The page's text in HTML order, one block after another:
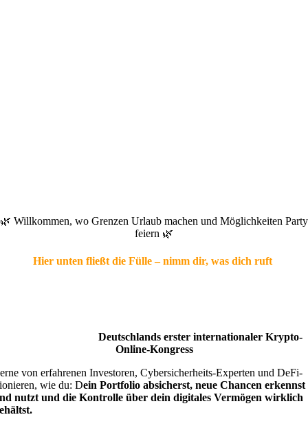
🌿 Willkommen, wo Grenzen Urlaub machen und Möglichkeiten Party
feiern 🌿
Hier unten fließt die Fülle – nimm dir, was dich ruft
Deutschlands erster internationaler Krypto-
Online-Kongress
von erfahrenen Investoren, Cybersicherheits-Experten und DeFi-
wie du: Dein Portfolio absicherst,neue Chancen erkennst
nutztund die Kontrolle über dein digitales Vermögen wirklich